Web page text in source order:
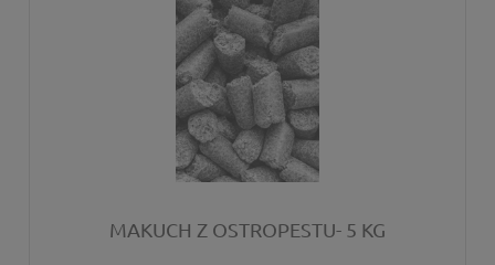
MAKUCH Z OSTROPESTU- 5 KG